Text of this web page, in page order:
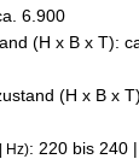
6.900
(H x B x T):
(H x B x
Hz): 220 bis 240